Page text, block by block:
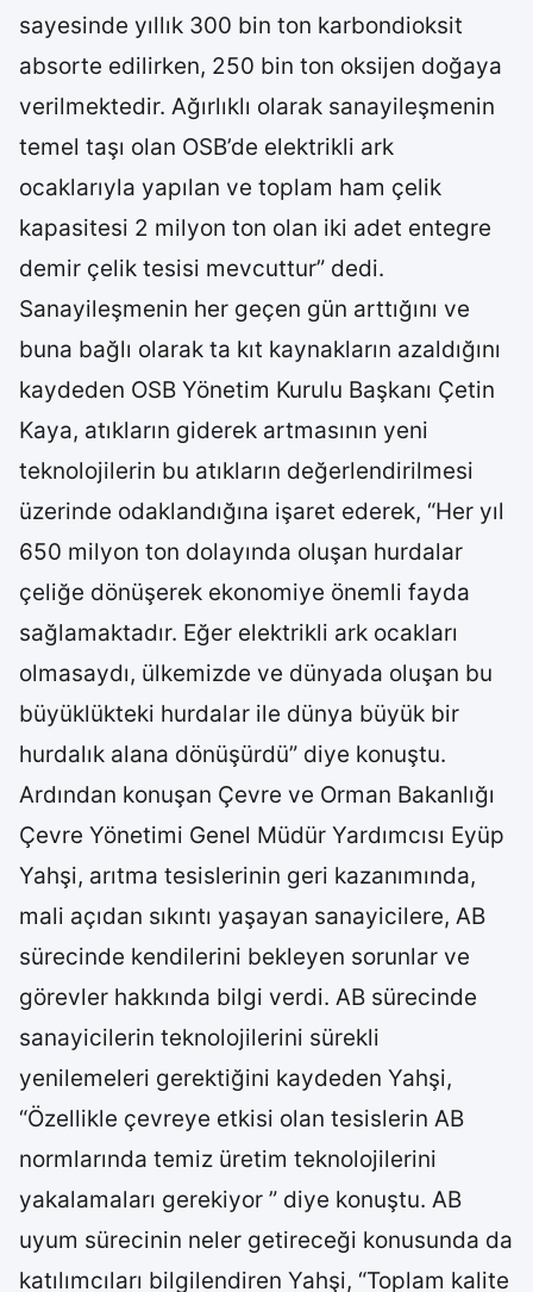
sayesinde yıllık 300 bin ton karbondioksit
absorte edilirken, 250 bin ton oksijen doğaya
verilmektedir. Ağırlıklı olarak sanayileşmenin
temel taşı olan OSB’de elektrikli ark
ocaklarıyla yapılan ve toplam ham çelik
kapasitesi 2 milyon ton olan iki adet entegre
demir çelik tesisi mevcuttur” dedi.
Sanayileşmenin her geçen gün arttığını ve
buna bağlı olarak ta kıt kaynakların azaldığını
kaydeden OSB Yönetim Kurulu Başkanı Çetin
Kaya, atıkların giderek artmasının yeni
teknolojilerin bu atıkların değerlendirilmesi
üzerinde odaklandığına işaret ederek, “Her yıl
650 milyon ton dolayında oluşan hurdalar
çeliğe dönüşerek ekonomiye önemli fayda
sağlamaktadır. Eğer elektrikli ark ocakları
olmasaydı, ülkemizde ve dünyada oluşan bu
büyüklükteki hurdalar ile dünya büyük bir
hurdalık alana dönüşürdü” diye konuştu.
Ardından konuşan Çevre ve Orman Bakanlığı
Çevre Yönetimi Genel Müdür Yardımcısı Eyüp
Yahşi, arıtma tesislerinin geri kazanımında,
mali açıdan sıkıntı yaşayan sanayicilere, AB
sürecinde kendilerini bekleyen sorunlar ve
görevler hakkında bilgi verdi. AB sürecinde
sanayicilerin teknolojilerini sürekli
yenilemeleri gerektiğini kaydeden Yahşi,
“Özellikle çevreye etkisi olan tesislerin AB
normlarında temiz üretim teknolojilerini
yakalamaları gerekiyor ” diye konuştu. AB
uyum sürecinin neler getireceği konusunda da
katılımcıları bilgilendiren Yahşi, “Toplam kalite